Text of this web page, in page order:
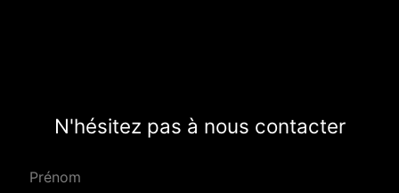
N'hésitez pas à nous contacter